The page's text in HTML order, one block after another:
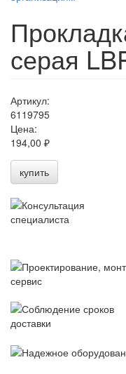
серая
Артикул:
6119795
Цена:
194,00 ₽
купить